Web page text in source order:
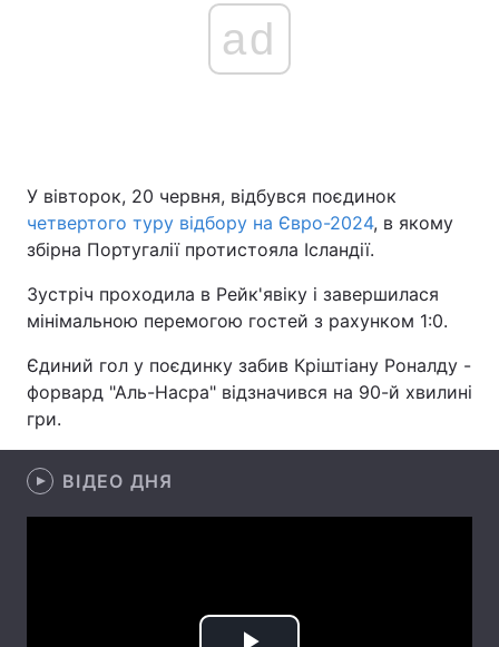
Головна Війна
Україна Політика
Економіка Світ
Спорт Наука
Техно і зв'язок
Зброя
Здоров'я
ad
У вівторок, 20 червня, відбувся поєдинок
четвертого туру відбору на Євро-2024, в якому
збірна Португалії протистояла Ісландії.
Зустріч проходила в Рейк'явіку і завершилася
мінімальною перемогою гостей з рахунком 1:0.
Єдиний гол у поєдинку забив Кріштіану Роналду -
форвард "Аль-Насра" відзначився на 90-й хвилині
гри.
ВІДЕО ДНЯ